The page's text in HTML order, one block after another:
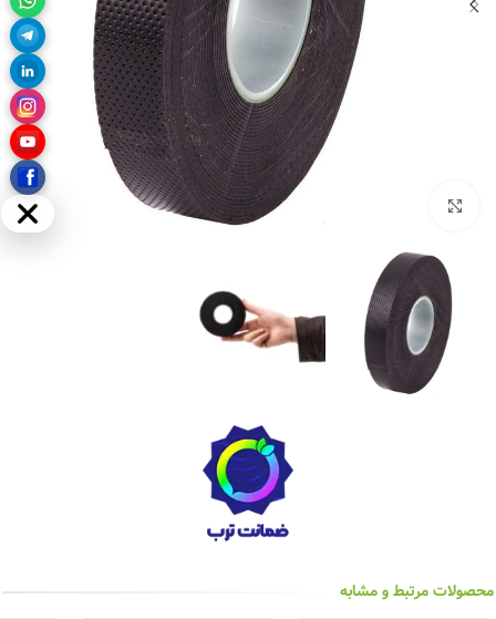
محصولات مرتبط و مشابه